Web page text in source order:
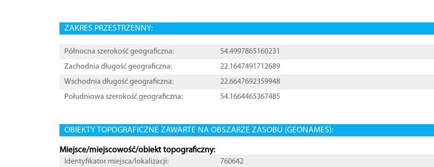
ZAKRES PRZESTRZENNY:
Północna szerokość geograficzna:
54.4997865160231
Zachodnia długość geograficzna:
22.1647491712689
Wschodnia długość geograficzna:
22.6647692359948
Południowa szerokość geograficzna:
54.1664465367485
OBIEKTY TOPOGRAFICZNE ZAWARTE NA OBSZARZE ZASOBU (GEONAMES):
Miejsce/miejscowość/obiekt topograficzny:
Identyfikator miejsca/lokalizacji:
760642